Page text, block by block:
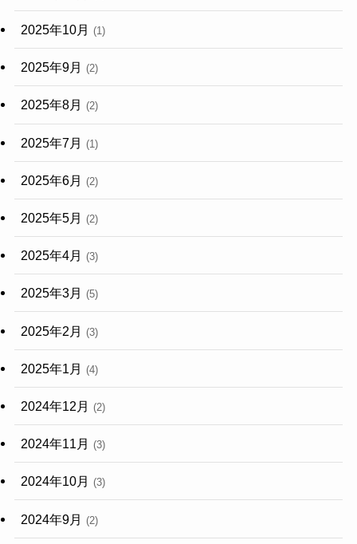
2025年10月 (1)
2025年9月 (2)
2025年8月 (2)
2025年7月 (1)
2025年6月 (2)
2025年5月 (2)
2025年4月 (3)
2025年3月 (5)
2025年2月 (3)
2025年1月 (4)
2024年12月 (2)
2024年11月 (3)
2024年10月 (3)
2024年9月 (2)